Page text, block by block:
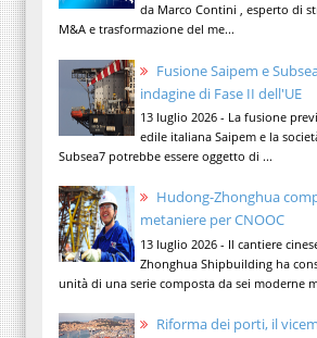
da Marco Contini , esperto di
M&A e trasformazione del me...
Fusione Saipem e
indagine di Fase II dell'UE
13 luglio 2026 - La fusione
edile italiana Saipem e la
Subsea7 potrebbe essere oggetto di ...
Hudong-Zhonghua
metaniere per CNOOC
13 luglio 2026 - Il cantiere
Zhonghua Shipbuilding ha
unità di una serie composta da sei moderne
Riforma dei porti, il